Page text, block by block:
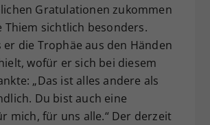
Gratulationen zukommen
Thiem sichtlich besonders.
er die Trophäe aus den Händen
wofür er sich bei diesem
„Das ist alles andere als
Du bist auch eine
mich, für uns alle.“ Der derzeit